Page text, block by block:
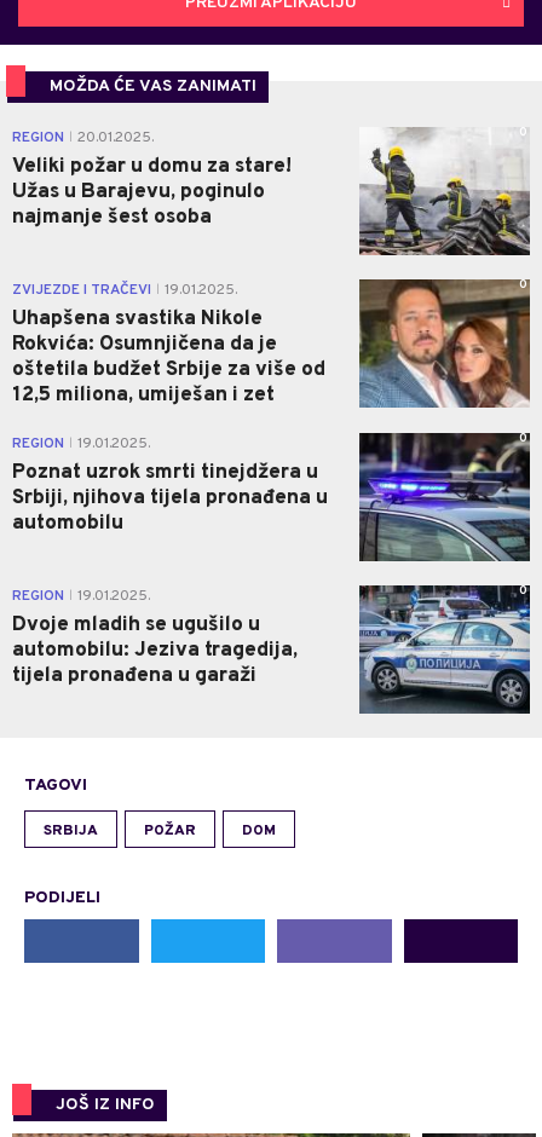
MOŽDA ĆE VAS ZANIMATI
REGION 20.01.2025.
Veliki požar u domu za stare!
Užas u Barajevu, poginulo
najmanje šest osoba
0
ZVIJEZDE I TRAČEVI 19.01.2025.
Uhapšena svastika Nikole
Rokvića: Osumnjičena da je
oštetila budžet Srbije za više od
12,5 miliona, umiješan i zet
0
REGION 19.01.2025.
Poznat uzrok smrti tinejdžera u
Srbiji, njihova tijela pronađena u
automobilu
0
REGION 19.01.2025.
Dvoje mladih se ugušilo u
automobilu: Jeziva tragedija,
tijela pronađena u garaži
0
TAGOVI
SRBIJA POŽAR DOM
PODIJELI
JOŠ IZ INFO